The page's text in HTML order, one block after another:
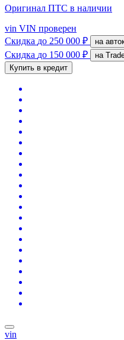
Оригинал ПТС в наличии
vin VIN проверен
Скидка до 250 000 ₽ на
Скидка до 150 000 ₽
на
Купить в кредит
vin